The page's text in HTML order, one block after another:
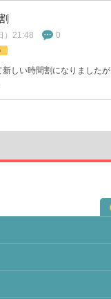
）21:48 0
しい時間割になりましたが